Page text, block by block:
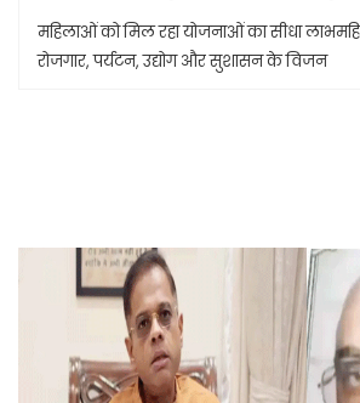
महिलाओं को मिल रहा योजनाओं का सीधा
रोजगार, पर्यटन, उद्योग और सुशासन के विजन